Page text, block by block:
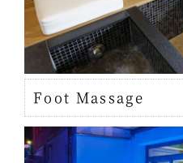
Foot Massage